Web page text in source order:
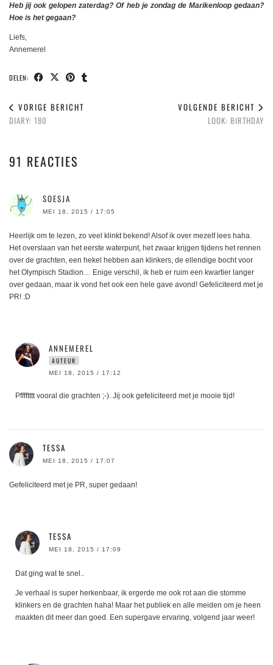
Heb jij ook gelopen zaterdag? Of heb je zondag de Marikenloop gedaan?
Hoe is het gegaan?
Liefs,
Annemerel
DELEN:
VORIGE BERICHT
DIARY: 180
VOLGENDE BERICHT
LOOK: BIRTHDAY
91 REACTIES
SOESJA
MEI 18, 2015 / 17:05
Heerlijk om te lezen, zo veel klinkt bekend! Alsof ik over mezelf lees haha.
Het overslaan van het eerste waterpunt, het zwaar krijgen tijdens het rennen
over de grachten, een hekel hebben aan klinkers, de ellendige bocht voor
het Olympisch Stadion… Enige verschil, ik heb er ruim een kwartier langer
over gedaan, maar ik vond het ook een hele gave avond! Gefeliciteerd met je
PR! :D
ANNEMEREL
AUTEUR
MEI 18, 2015 / 17:12
Pfffftttt vooral die grachten ;-). Jij ook gefeliciteerd met je mooie tijd!
TESSA
MEI 18, 2015 / 17:07
Gefeliciteerd met je PR, super gedaan!
TESSA
MEI 18, 2015 / 17:09
Dat ging wat te snel..
Je verhaal is super herkenbaar, ik ergerde me ook rot aan die stomme
klinkers en de grachten haha! Maar het publiek en alle meiden om je heen
maakten dit meer dan goed. Een supergave ervaring, volgend jaar weer!